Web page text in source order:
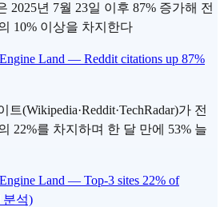
2025년 7월 23일 이후 87% 증가해 전
10% 이상을 차지한다
Land — Reddit citations up 87%
트(Wikipedia·Reddit·TechRadar)가 전
22%를 차지하며 한 달 만에 53% 늘
Land — Top-3 sites 22% of
분석)